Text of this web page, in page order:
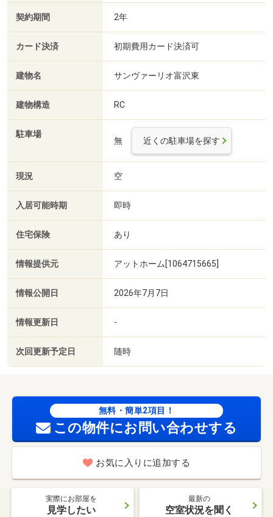
契約期間 2年
カード決済 初期費用カード決済可
建物名 サンヴァーリオ富沢東
建物構造 RC
駐車場
無 近くの駐車場を探す
現況 空
入居可能時期 即時
住宅保険 あり
情報提供元 アットホーム[1064715665]
情報公開日 2026年7月7日
情報更新日 -
次回更新予定日 随時
無料・簡単2項目！
この物件にお問い合わせする
お気に入りに追加する
実際にお部屋を
見学したい
最新の
空室状況を聞く